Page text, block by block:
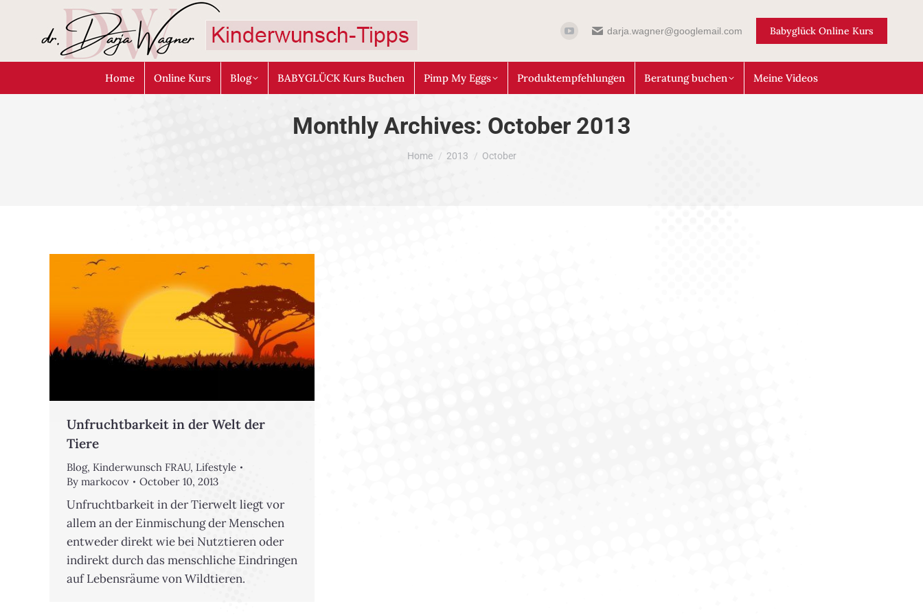
darja.wagner@googlemail.com Babyglück Online Kurs
Home Online Kurs Blog BABYGLÜCK Kurs Buchen Pimp My Eggs Produktempfehlungen Beratung buchen Meine Videos
Monthly Archives: October 2013
You are here:
Home 2013 October
Unfruchtbarkeit in der Welt der
Tiere
Blog, Kinderwunsch FRAU, Lifestyle
By markocov October 10, 2013
Unfruchtbarkeit in der Tierwelt liegt vor
allem an der Einmischung der Menschen
entweder direkt wie bei Nutztieren oder
indirekt durch das menschliche Eindringen
auf Lebensräume von Wildtieren.